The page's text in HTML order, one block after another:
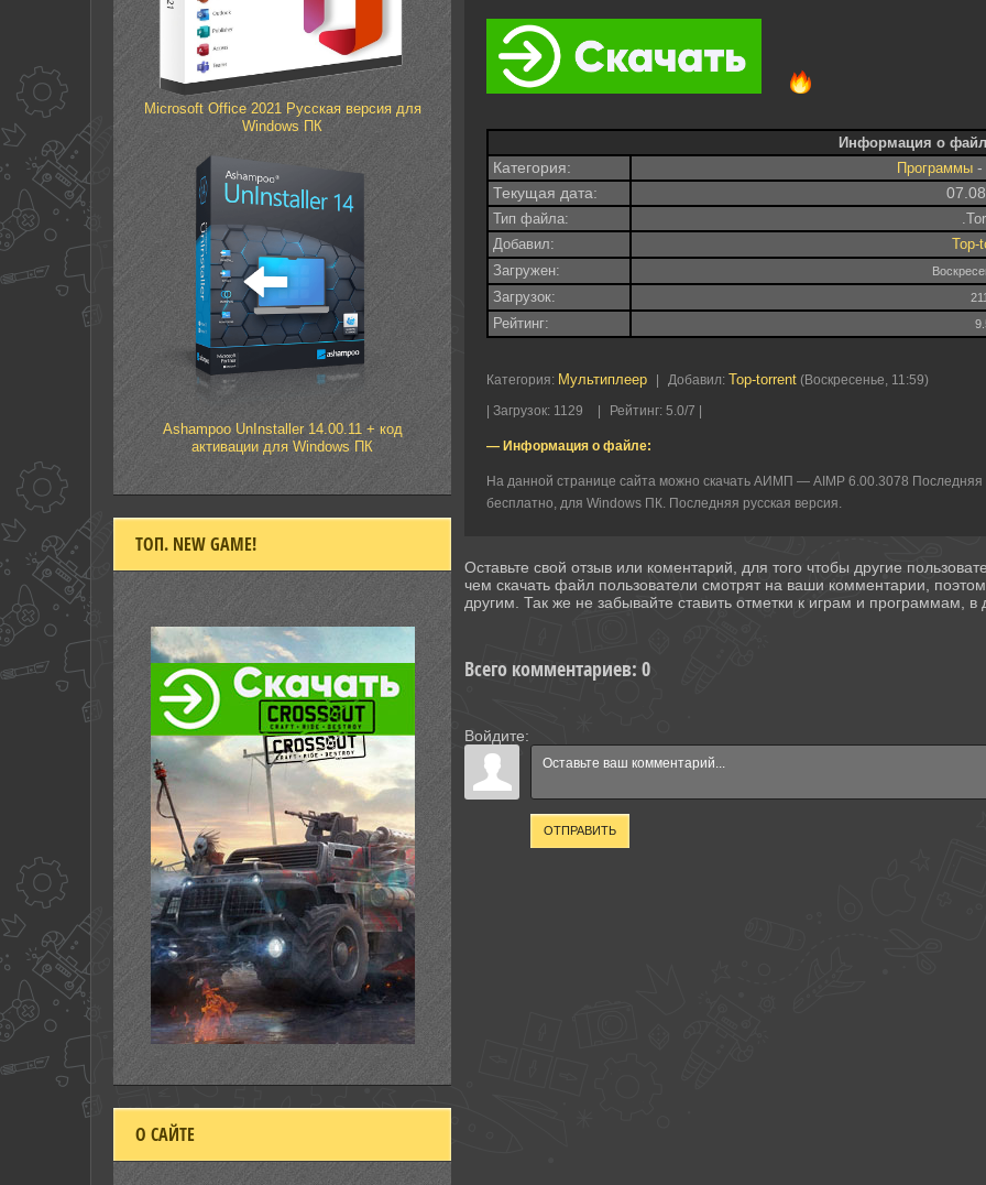
Информация о
Категория: Программы-
Текущая дата:
Тип файла:
Добавил:
Top-
Загружен:
Загрузок:
Рейтинг:
Категория: Мультиплеер Добавил: Top-torrent(Воскресенье, 11:59)
Загрузок: 1129 Рейтинг: 5.0/7 |
— Информация о файле:
На данной странице сайта можно скачать АИМП — AIMP 6.00.3078 Последняя
бесплатно, для Windows ПК. Последняя русская версия.
Оставьте свой отзыв или коментарий, для того чтобы другие
чем скачать файл пользователи смотрят на ваши комментарии,
другим. Так же не забывайте ставить отметки к играм и программам,
Всего комментариев: 0
Войдите:
ОТПРАВИТЬ
Microsoft Office 2021 Русская версия для
Windows ПК
Ashampoo UnInstaller 14.00.11 + код
активации для Windows ПК
ТОП. NEW GAME!
О САЙТЕ